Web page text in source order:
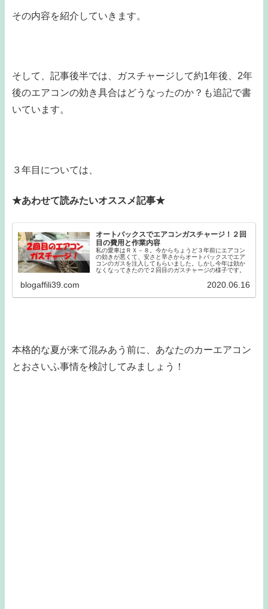
その内容を紹介していきます。
そして、記事後半では、ガスチャージして約1年後、2年
後のエアコンの効き具合はどうなったのか？も追記で書
いています。
３年目については、
★あわせて読みたいオススメ記事★
オートバックスでエアコンガスチャージ！２回
目の費用と作業内容
私の愛車はＲＸ－８。今からちょうど３年前にエアコン
の効きが悪くて、安さと早さからオートバックスでエア
コンのガスを注入してもらいました。しかし今年は効か
なくなってきたので２回目のガスチャージの様子です。
blogaffili39.com 2020.06.16
本格的な夏が来て混みあう前に、あなたのカーエアコン
とおさいふ事情を検討してみましょう！